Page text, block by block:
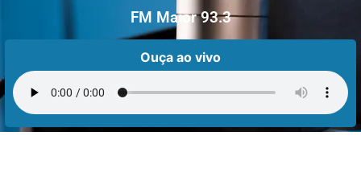
FM Maior 93.3
Ouça ao vivo